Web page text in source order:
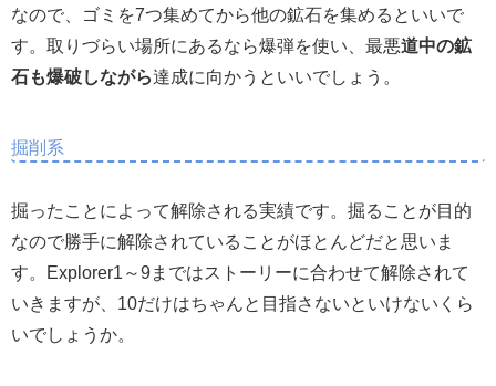
なので、ゴミを7つ集めてから他の鉱石を集めるといいで
す。取りづらい場所にあるなら爆弾を使い、最悪道中の鉱
石も爆破しながら達成に向かうといいでしょう。
掘削系
掘ったことによって解除される実績です。掘ることが目的
なので勝手に解除されていることがほとんどだと思いま
す。Explorer1～9まではストーリーに合わせて解除されて
いきますが、10だけはちゃんと目指さないといけないくら
いでしょうか。